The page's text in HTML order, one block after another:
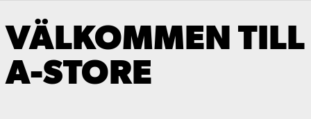
VÄLKOMMEN TILL
A-STORE